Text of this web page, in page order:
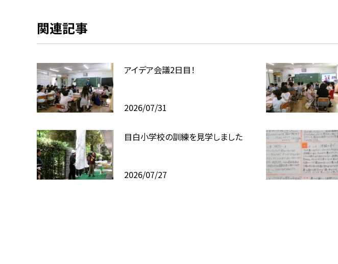
関連記事
アイデア会議2日目！
2026/07/31
目白小学校の訓練を見学しました
2026/07/27